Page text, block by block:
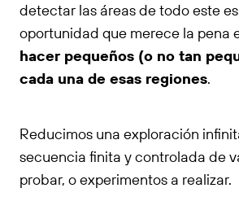
detectar las áreas de todo este
oportunidad que merece la pena
hacer pequeños (o no tan
cada una de esas regiones.
Reducimos una exploración
secuencia finita y controlada de
probar, o experimentos a realizar.